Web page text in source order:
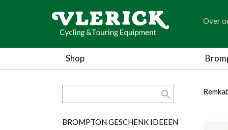
Over
Shop
Categorieën
BROMPTON GESCHENK IDEEEN